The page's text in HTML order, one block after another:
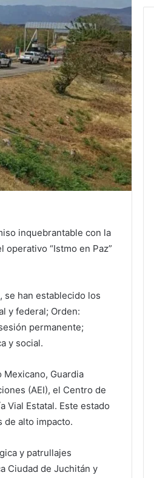
inquebrantable con la
“Istmo en Paz”
han establecido los
y federal; Orden:
permanente;
y social.
Guardia
(AEI), el Centro de
Vial Estatal. Este estado
de alto impacto.
y patrullajes
Ciudad de Juchitán y